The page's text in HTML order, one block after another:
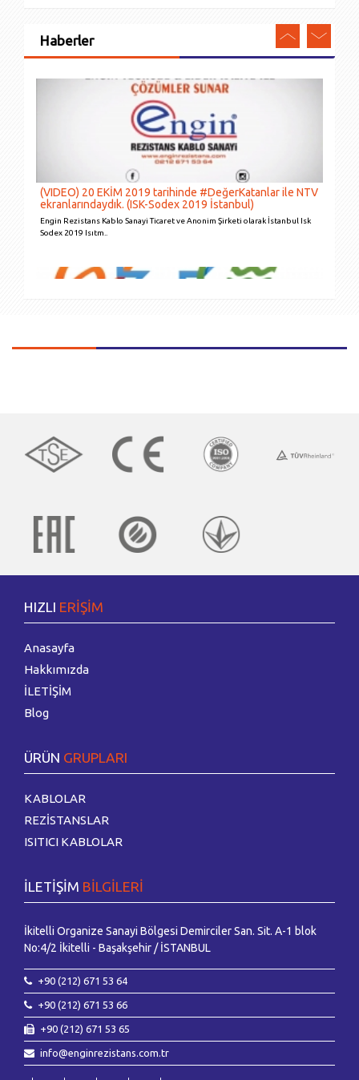
ISITICI KABLO SİSTEMLERİNİN DIŞ MEKANLARDA
Çatı yüzeylerinde, çatı oluklarında ve iniş borularında kar birikimi..
UYGULAMALARI
ISITICI KABLO SİSTEMLERİNİN İÇ MEKANLARDA
KULLANIM ŞEKİLLERİ
Isıtıcı kablo sistemlerinin, iç mekan ve dış mekan olmak üzere gün&uum..
Haberler
(VIDEO) 20 EKİM 2019 tarihinde #DeğerKatanlar ile NTV
ekranlarındaydık. (ISK-Sodex 2019 İstanbul)
Engin Rezistans Kablo Sanayi Ticaret ve Anonim Şirketi olarak İstanbul Isk
Sodex 2019 Isıtm..
(VIDEO)ISK-SODEX 2018 İSTANBUL FUARINDA
OLDUK
Engin Rezistans Kablo Sanayi Ticaret ve Anonim Şirketi olarak İstanbul Isk
2018 ÜRÜN KATALOĞUMUZ ÇIKMIŞTIR
2018 Ürün Kataloğumuz çıkmıştır. Kataloğumuza web sitemizden İngilizce..
Özgün ve Şık tasarımıyla yeni web sitemiz yayın hayatına
başlamıştır.
Yeni Web sitemiz İngilizce ve Rusça dilleri ile birlikte yayın hayatına
başlamışt..
HIZLI ERİŞİM
Anasayfa
Hakkımızda
İLETİŞİM
Blog
ÜRÜN GRUPLARI
KABLOLAR
REZİSTANSLAR
ISITICI KABLOLAR
İLETİŞİM BİLGİLERİ
İkitelli Organize Sanayi Bölgesi Demirciler San. Sit. A-1 blok
No:4/2 İkitelli - Başakşehir / İSTANBUL
+90 (212) 671 53 64
+90 (212) 671 53 66
+90 (212) 671 53 65
info@enginrezistans.com.tr